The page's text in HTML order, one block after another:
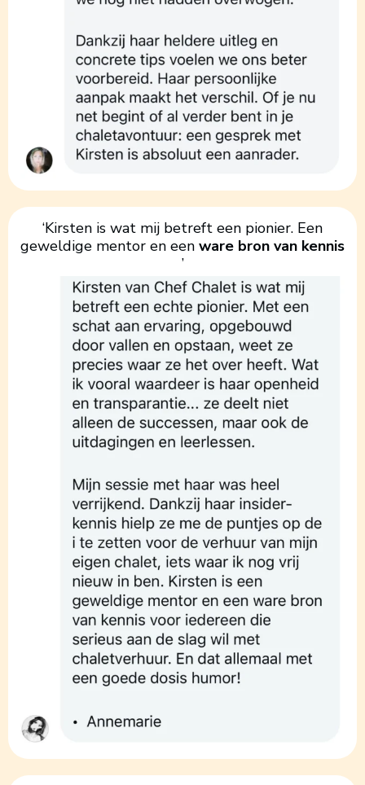
‘Kirsten is wat mij betreft een pionier. Een
geweldige mentor en een ware bron van kennis
’